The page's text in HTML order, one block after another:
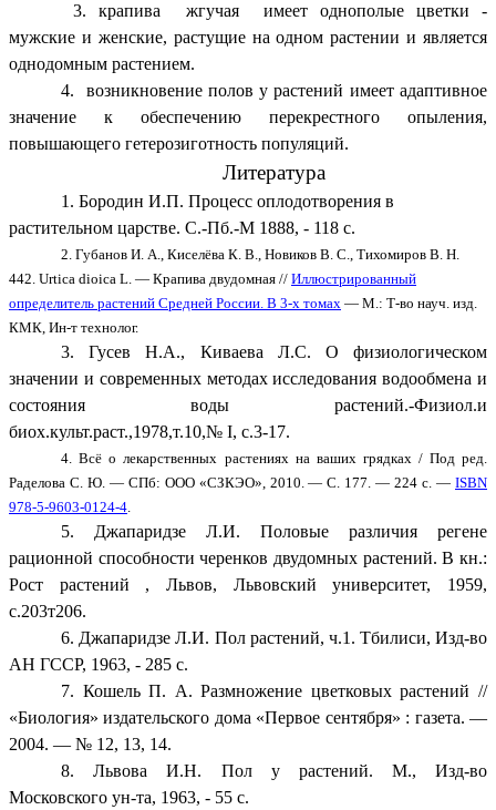
3. крапива жгучая имеет однополые цветки -
мужские и женские, растущие на одном растении и является
однодомным растением.
4. возникновение полов у растений имеет адаптивное
значение к обеспечению перекрестного опыления,
повышающего гетерозиготность популяций.
Литература
1. Бородин И.П. Процесс оплодотворения в
растительном царстве. С.-Пб.-М 1888, - 118 с.
2. Губанов И. А., Киселёва К. В., Новиков В. С., Тихомиров В. Н.
442. Urtica dioica L. — Крапива двудомная // Иллюстрированный
определитель растений Средней России. В 3-х томах — М.: Т-во науч. изд.
КМК, Ин-т технолог.
3. Гусев Н.А., Киваева Л.С. О физиологическом
значении и современных методах исследования водообмена и
состояния воды растений.-Физиол.и
биох.культ.раст.,1978,т.10,№ I, с.3-17.
4. Всё о лекарственных растениях на ваших грядках / Под ред.
Раделова С. Ю. — СПб: ООО «СЗКЭО», 2010. — С. 177. — 224 с. — ISBN
978-5-9603-0124-4.
5. Джапаридзе Л.И. Половые различия регене
рационной способности черенков двудомных растений. В кн.:
Рост растений , Львов, Львовский университет, 1959,
с.203т206.
6. Джапаридзе Л.И. Пол растений, ч.1. Тбилиси, Изд-во
АН ГССР, 1963, - 285 с.
7. Кошель П. А. Размножение цветковых растений //
«Биология» издательского дома «Первое сентября» : газета. —
2004. — № 12, 13, 14.
8. Львова И.Н. Пол у растений. М., Изд-во
Московского ун-та, 1963, - 55 с.